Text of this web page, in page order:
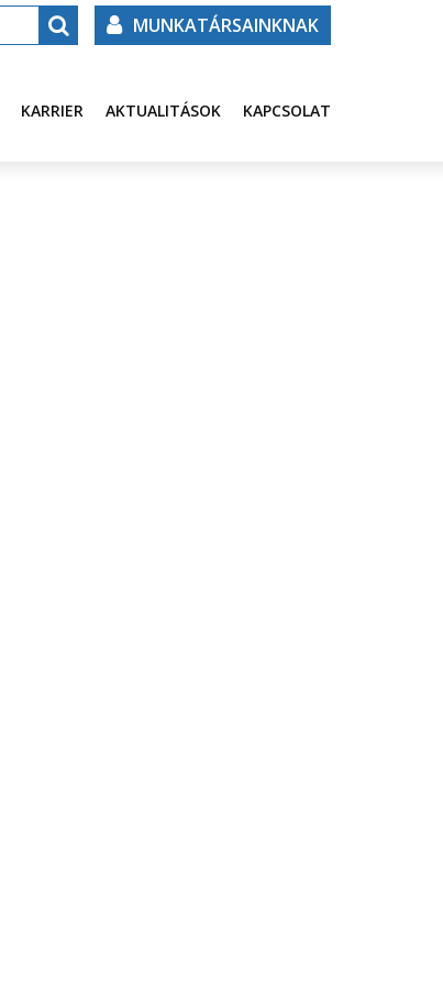
MUNKATÁRSAINKNAK
KARRIER AKTUALITÁSOK KAPCSOLAT